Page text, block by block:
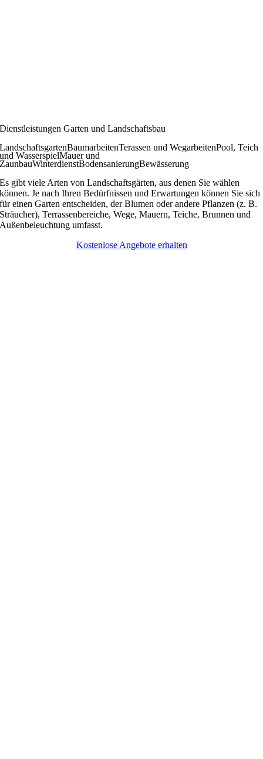
Dienstleistungen Garten und Landschaftsbau
LandschaftsgartenBaumarbeitenTerassen und WegarbeitenPool, Teich
und WasserspielMauer und
ZaunbauWinterdienstBodensanierungBewässerung
Es gibt viele Arten von Landschaftsgärten, aus denen Sie wählen
können. Je nach Ihren Bedürfnissen und Erwartungen können Sie sich
für einen Garten entscheiden, der Blumen oder andere Pflanzen (z. B.
Sträucher), Terrassenbereiche, Wege, Mauern, Teiche, Brunnen und
Außenbeleuchtung umfasst.
Kostenlose Angebote erhalten